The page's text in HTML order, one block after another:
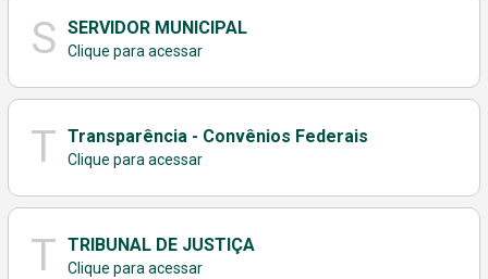
S SERVIDOR MUNICIPAL
Clique para acessar
T Transparência - Convênios Federais
Clique para acessar
T TRIBUNAL DE JUSTIÇA
Clique para acessar